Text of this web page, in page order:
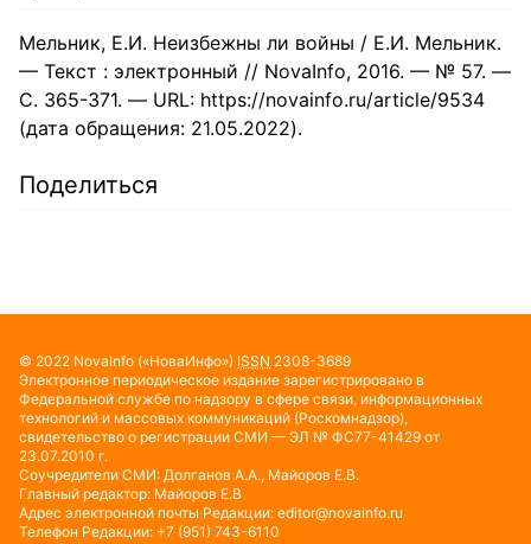
Мельник, Е.И. Неизбежны ли войны / Е.И. Мельник.
— Текст : электронный // NovaInfo, 2016. — № 57. —
С. 365-371. — URL: https://novainfo.ru/article/9534
(дата обращения: 21.05.2022).
Поделиться
© 2022 NovaInfo («НоваИнфо») ISSN 2308-3689
Электронное периодическое издание зарегистрировано в
Федеральной службе по надзору в сфере связи, информационных
технологий и массовых коммуникаций (Роскомнадзор),
свидетельство о регистрации СМИ — ЭЛ № ФС77-41429 от
23.07.2010 г.
Соучредители СМИ: Долганов А.А., Майоров Е.В.
Главный редактор: Майоров Е.В
Адрес электронной почты Редакции: editor@novainfo.ru
Телефон Редакции: +7 (951) 743-6110